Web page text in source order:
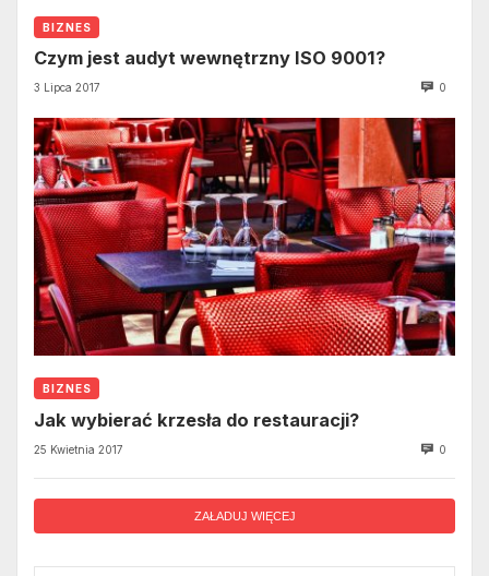
BIZNES
Czym jest audyt wewnętrzny ISO 9001?
3 Lipca 2017 0
BIZNES
Jak wybierać krzesła do restauracji?
25 Kwietnia 2017 0
ZAŁADUJ WIĘCEJ